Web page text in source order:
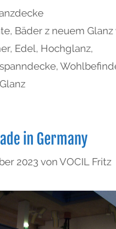
, Bäder z neuem
, Edel, Hochglanz,
,
in Germany
2023 von VOCIL Fritz